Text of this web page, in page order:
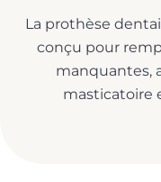
La prothèse
conçu pour
manquantes,
masticatoire